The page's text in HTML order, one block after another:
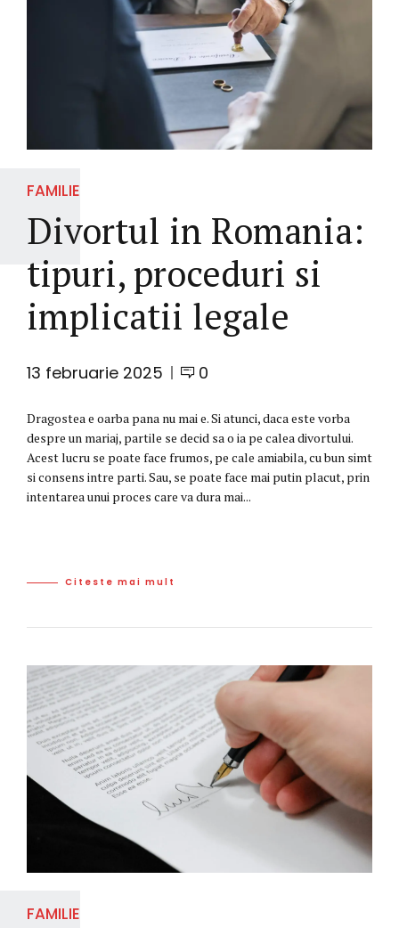
FAMILIE
Divortul in Romania:
tipuri, proceduri si
implicatii legale
13 februarie 2025 0
Dragostea e oarba pana nu mai e. Si atunci, daca este vorba
despre un mariaj, partile se decid sa o ia pe calea divortului.
Acest lucru se poate face frumos, pe cale amiabila, cu bun simt
si consens intre parti. Sau, se poate face mai putin placut, prin
intentarea unui proces care va dura mai...
Citeste mai mult
FAMILIE